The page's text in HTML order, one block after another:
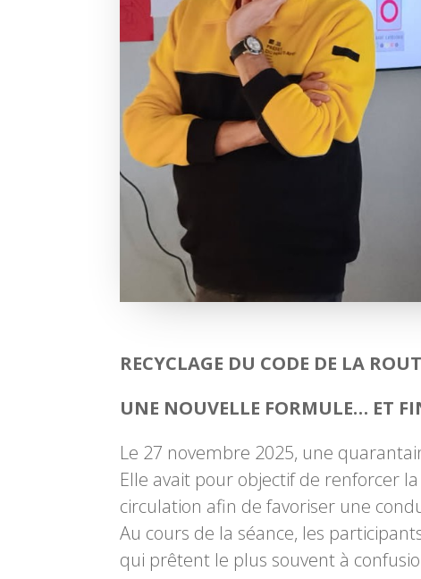
RECYCLAGE DU CODE DE LA
UNE NOUVELLE FORMULE… ET
Le 27 novembre 2025, une
Elle avait pour objectif de renforcer
circulation afin de favoriser une
Au cours de la séance, les
qui prêtent le plus souvent à